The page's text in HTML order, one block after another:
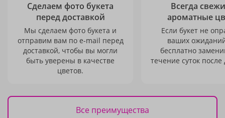
Сделаем фото букета
перед доставкой
Мы сделаем фото букета и
отправим вам по e-mail перед
доставкой, чтобы вы могли
быть уверены в качестве
цветов.
Всегда
ароматные
Если букет не
ваших
бесплатно
течение суток после
Все преимущества